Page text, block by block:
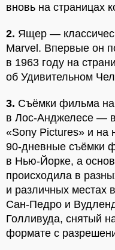
вновь на страницах
2. Ящер —
Marvel. Впервые он
в 1963 году на
об Удивительном
3. Съёмки фильма
в Лос-Анджелесе — в
«Sony Pictures» и на
90-дневные съёмки
в Нью-Йорке, а
происходила в
и различных местах
Сан-Педро и
Голливуда, снятый
формате с